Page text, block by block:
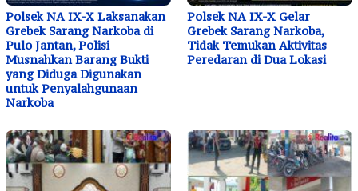
Polsek NA IX-X Laksanakan
Grebek Sarang Narkoba di
Pulo Jantan, Polisi
Musnahkan Barang Bukti
yang Diduga Digunakan
untuk Penyalahgunaan
Narkoba
Polsek NA IX-X Gelar
Grebek Sarang Narkoba,
Tidak Temukan Aktivitas
Peredaran di Dua Lokasi